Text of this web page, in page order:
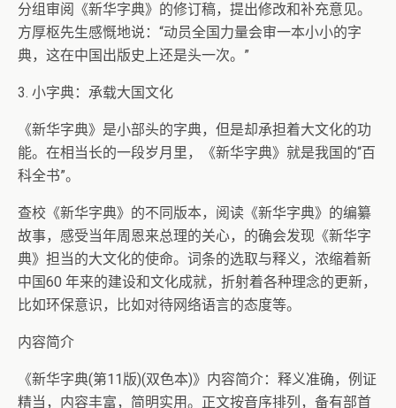
分组审阅《新华字典》的修订稿，提出修改和补充意见。
方厚枢先生感慨地说：“动员全国力量会审一本小小的字
典，这在中国出版史上还是头一次。”
3. 小字典：承载大国文化
《新华字典》是小部头的字典，但是却承担着大文化的功
能。在相当长的一段岁月里，《新华字典》就是我国的“百
科全书”。
查校《新华字典》的不同版本，阅读《新华字典》的编纂
故事，感受当年周恩来总理的关心，的确会发现《新华字
典》担当的大文化的使命。词条的选取与释义，浓缩着新
中国60 年来的建设和文化成就，折射着各种理念的更新，
比如环保意识，比如对待网络语言的态度等。
内容简介
《新华字典(第11版)(双色本)》内容简介：释义准确，例证
精当，内容丰富，简明实用。正文按音序排列，备有部首